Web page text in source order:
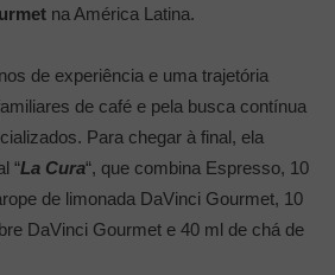
na América Latina.
de experiência e uma trajetória
de café e pela busca contínua
Para chegar à final, ela
“La Cura“, que combina Espresso, 10
de limonada DaVinci Gourmet, 10
DaVinci Gourmet e 40 ml de chá de